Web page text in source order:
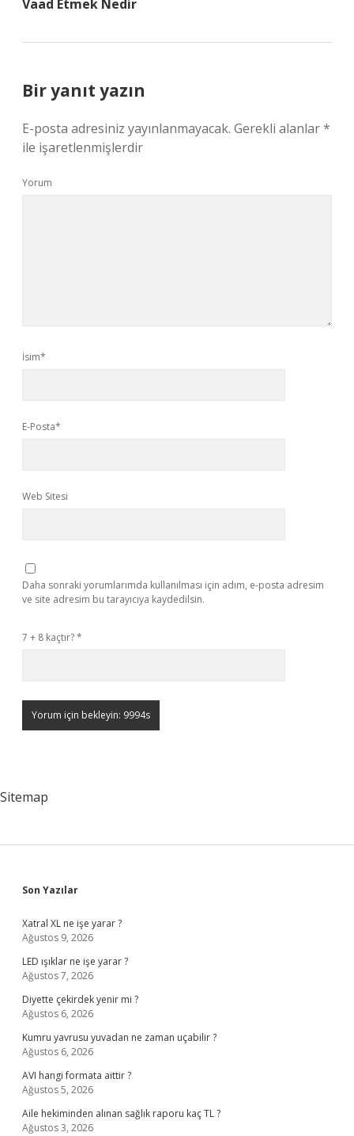
Vaad Etmek Nedir
Bir yanıt yazın
E-posta adresiniz yayınlanmayacak. Gerekli alanlar*
ile işaretlenmişlerdir
Yorum
İsim*
E-Posta*
Web Sitesi
Daha sonraki yorumlarımda kullanılması için adım, e-posta adresim
ve site adresim bu tarayıcıya kaydedilsin.
7 + 8 kaçtır?*
Sitemap
Sidebar
Son Yazılar
Xatral XL ne işe yarar ?
Ağustos 9, 2026
LED ışıklar ne işe yarar ?
Ağustos 7, 2026
Diyette çekirdek yenir mi ?
Ağustos 6, 2026
Kumru yavrusu yuvadan ne zaman uçabilir ?
Ağustos 6, 2026
AVI hangi formata aittir ?
Ağustos 5, 2026
Aile hekiminden alınan sağlık raporu kaç TL ?
Ağustos 3, 2026